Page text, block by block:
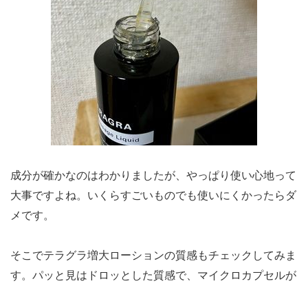
成分が確かなのはわかりましたが、やっぱり使い心地って
大事ですよね。いくらすごいものでも使いにくかったらダ
メです。
そこでテラグラ増大ローションの質感もチェックしてみま
す。パッと見はドロッとした質感で、マイクロカプセルが